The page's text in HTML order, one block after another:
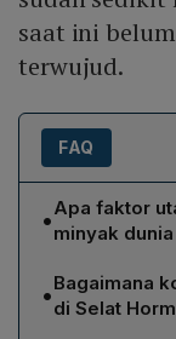
saat ini
terwujud.
FAQ
•Apa faktor
minyak
Penurunan
adanya
•Bagaimana
di Selat